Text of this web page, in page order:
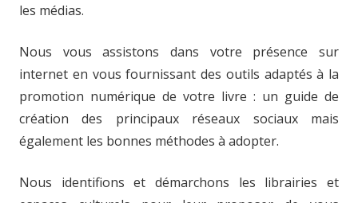
les médias.
Nous vous assistons dans votre présence sur
internet en vous fournissant des outils adaptés à la
promotion numérique de votre livre : un guide de
création des principaux réseaux sociaux mais
également les bonnes méthodes à adopter.
Nous identifions et démarchons les librairies et